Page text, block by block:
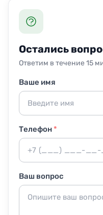
Остались
Ответим в течение 15
Ваше имя
Телефон*
Ваш вопрос
гостей с детьми и
Постоянное
передать ключи или
Перед началом
личных вещей и
электричеству.